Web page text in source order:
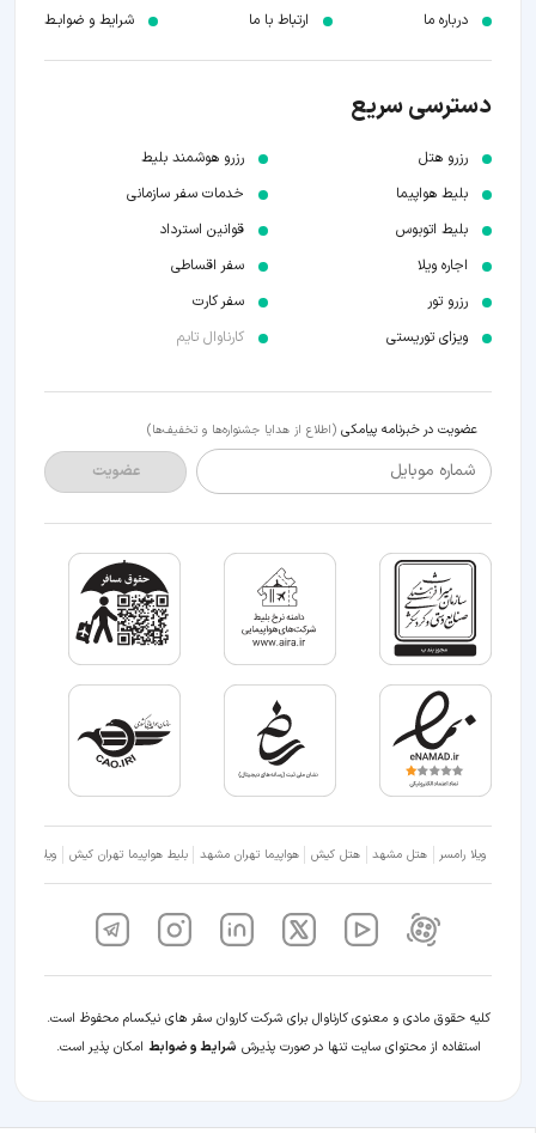
درباره ما ارتباط با ما شرایط و ضوابـط
دسترسی سریع
رزرو هتل
بلیط هواپیما
بلیط اتوبوس
اجاره ویلا
رزرو تور
ویزای توریستی
رزرو هوشمند بلیط
خدمات سفر سازمانی
قوانین استرداد
سفر اقساطی
سفر کارت
کارناوال تایم
عضویت در خبرنامه پیامکی (اطلاع از هدایا جشنواره‌ها و تخفیف‌ها)
شماره موبایل عضویت
ویلا رامسر هتل مشهد هتل کیش هواپیما تهران مشهد بلیط هواپیما تهران کیش ویلا شمال
کلیه حقوق مادی و معنوی کارناوال برای شرکت کاروان سفر های نیکسام محفوظ است.
استفاده از محتوای سایت تنها در صورت پذیرش شرایط و ضوابط امکان پذیر است.